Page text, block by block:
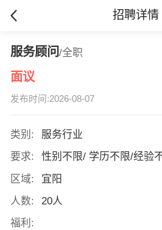
招聘详情
服务顾问/全职
面议
发布时间:2026-08-07
类别:
服务行业
要求:
性别不限/ 学历不限/经验
区域:
宜阳
人数:
20人
福利: